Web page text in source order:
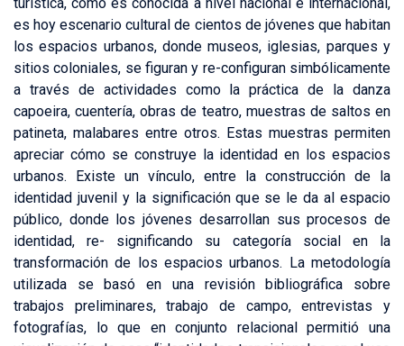
es hoy escenario cultural de cientos de jóvenes que habitan
los espacios urbanos, donde museos, iglesias, parques y
sitios coloniales, se figuran y re-configuran simbólicamente
a través de actividades como la práctica de la danza
capoeira, cuentería, obras de teatro, muestras de saltos en
patineta, malabares entre otros. Estas muestras permiten
apreciar cómo se construye la identidad en los espacios
urbanos. Existe un vínculo, entre la construcción de la
identidad juvenil y la significación que se le da al espacio
público, donde los jóvenes desarrollan sus procesos de
identidad, re- significando su categoría social en la
transformación de los espacios urbanos. La metodología
utilizada se basó en una revisión bibliográfica sobre
trabajos preliminares, trabajo de campo, entrevistas y
fotografías, lo que en conjunto relacional permitió una